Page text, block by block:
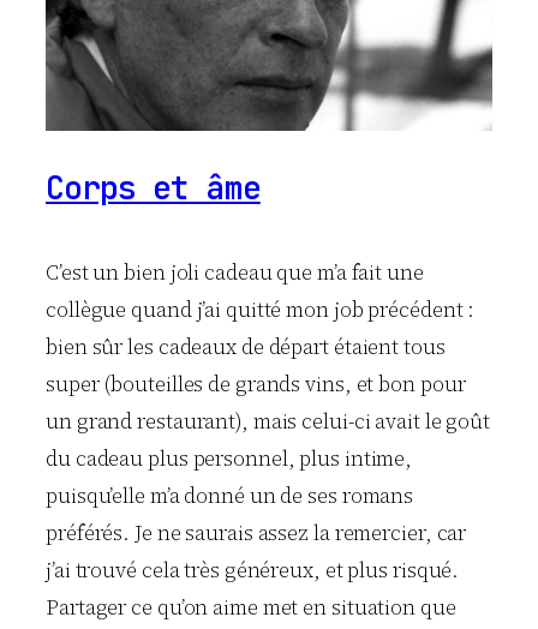
Corps et âme
C’est un bien joli cadeau que m’a fait une
collègue quand j’ai quitté mon job précédent :
bien sûr les cadeaux de départ étaient tous
super (bouteilles de grands vins, et bon pour
un grand restaurant), mais celui-ci avait le goût
du cadeau plus personnel, plus intime,
puisqu’elle m’a donné un de ses romans
préférés. Je ne saurais assez la remercier, car
j’ai trouvé cela très généreux, et plus risqué.
Partager ce qu’on aime met en situation que